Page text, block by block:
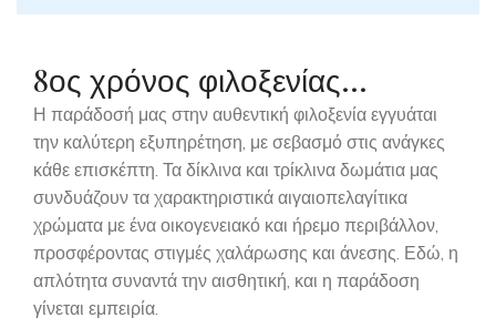
8ος χρόνος φιλοξενίας…
Η παράδοσή μας στην αυθεντική φιλοξενία εγγυάται
την καλύτερη εξυπηρέτηση, με σεβασμό στις ανάγκες
κάθε επισκέπτη. Τα δίκλινα και τρίκλινα δωμάτια μας
συνδυάζουν τα χαρακτηριστικά αιγαιοπελαγίτικα
χρώματα με ένα οικογενειακό και ήρεμο περιβάλλον,
προσφέροντας στιγμές χαλάρωσης και άνεσης. Εδώ, η
απλότητα συναντά την αισθητική, και η παράδοση
γίνεται εμπειρία.